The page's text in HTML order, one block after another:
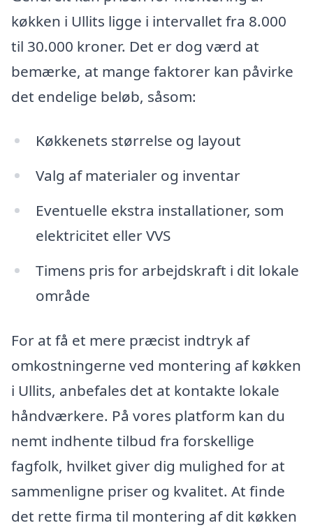
køkken i Ullits ligge i intervallet fra 8.000
til 30.000 kroner. Det er dog værd at
bemærke, at mange faktorer kan påvirke
det endelige beløb, såsom:
Køkkenets størrelse og layout
Valg af materialer og inventar
Eventuelle ekstra installationer, som
elektricitet eller VVS
Timens pris for arbejdskraft i dit lokale
område
For at få et mere præcist indtryk af
omkostningerne ved montering af køkken
i Ullits, anbefales det at kontakte lokale
håndværkere. På vores platform kan du
nemt indhente tilbud fra forskellige
fagfolk, hvilket giver dig mulighed for at
sammenligne priser og kvalitet. At finde
det rette firma til montering af dit køkken